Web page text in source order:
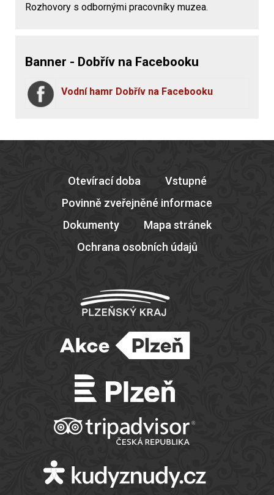
Rozhovory s odbornými pracovníky muzea.
Banner - Dobřív na Facebooku
Vodní hamr Dobřív na Facebooku
Otevírací doba
Vstupné
Povinně zveřejněné informace
Dokumenty
Mapa stránek
Ochrana osobních údajů